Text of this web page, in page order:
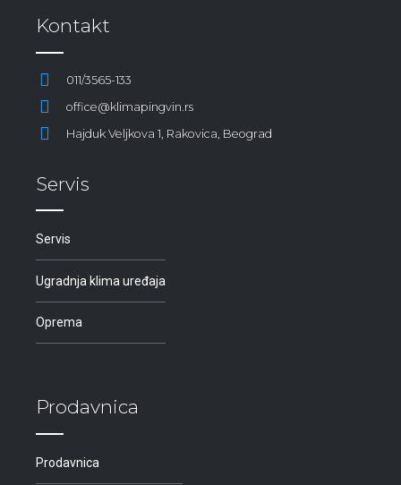
Kontakt
011/3565-133
office@klimapingvin.rs
Hajduk Veljkova 1, Rakovica, Beograd
Servis
Servis
Ugradnja klima uređaja
Oprema
Prodavnica
Prodavnica